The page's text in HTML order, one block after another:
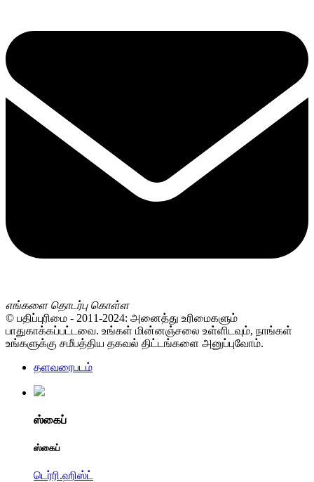
எங்களை தொடர்பு கொள்ள
© பதிப்புரிமை - 2011-2024: அனைத்து உரிமைகளும்
பாதுகாக்கப்பட்டவை. உங்கள் மின்னஞ்சலை உள்ளிடவும், நாங்கள்
உங்களுக்கு சமீபத்திய தகவல் திட்டங்களை அனுப்புவோம்.
தளவரைபடம்
ஸ்கைப்
ஸ்கைப்
டெர்ரி.ஹிஸ்ட்